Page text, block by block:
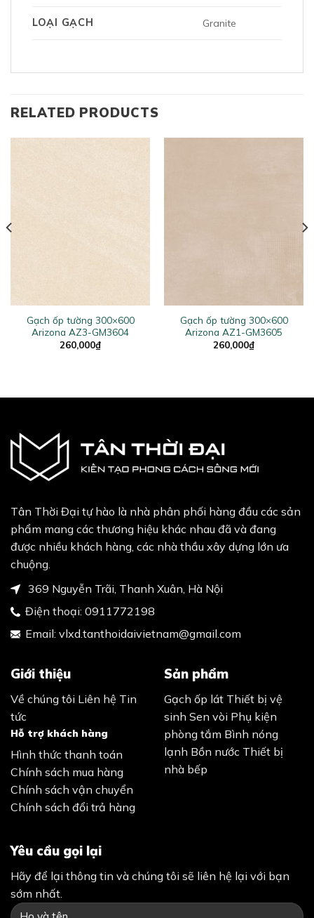
LOẠI GẠCH Granite
RELATED PRODUCTS
Gạch ốp tường 300×600
Arizona AZ3-GM3604
260,000₫
Gạch ốp tường 300×600
Arizona AZ1-GM3605
260,000₫
Tân Thời Đại tự hào là nhà phân phối hàng đầu các sản
phẩm mang các thương hiệu khác nhau đã và đang
được nhiều khách hàng, các nhà thầu xây dựng lớn ưa
chuộng.
369 Nguyễn Trãi, Thanh Xuân, Hà Nội
Điện thoại: 0911772198
Email: vlxd.tanthoidaivietnam@gmail.com
Giới thiệu
Về chúng tôi Liên hệ Tin
tức
Hỗ trợ khách hàng
Hình thức thanh toán
Chính sách mua hàng
Chính sách vận chuyển
Chính sách đổi trả hàng
Sản phẩm
Gạch ốp lát Thiết bị vệ
sinh Sen vòi Phụ kiện
phòng tắm Bình nóng
lạnh Bồn nước Thiết bị
nhà bếp
Yêu cầu gọi lại
Hãy để lại thông tin và chúng tôi sẽ liên hệ lại với bạn
sớm nhất.